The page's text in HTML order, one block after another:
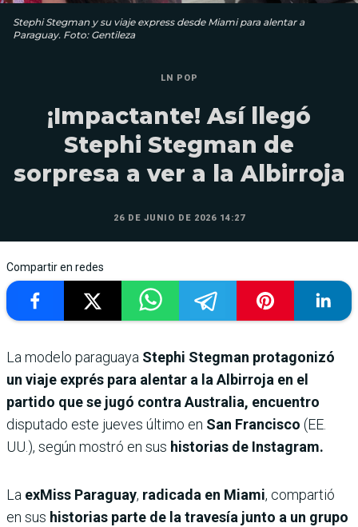
Stephi Stegman y su viaje express desde Miami para alentar a
Paraguay. Foto: Gentileza
LN POP
¡Impactante! Así llegó
Stephi Stegman de
sorpresa a ver a la Albirroja
26 DE JUNIO DE 2026 14:27
Compartir en redes
La modelo paraguaya Stephi Stegman protagonizó
un viaje exprés para alentar a la Albirroja en el
partido que se jugó contra Australia, encuentro
disputado este jueves último en San Francisco (EE.
UU.), según mostró en sus historias de Instagram.
La exMiss Paraguay, radicada en Miami, compartió
en sus historias parte de la travesía junto a un grupo